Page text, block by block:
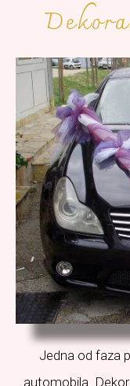
Jedna od faza
automobila.